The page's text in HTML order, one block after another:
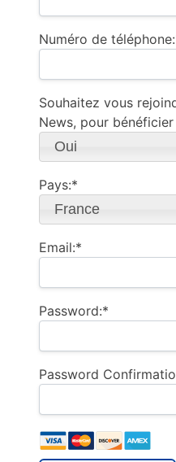
Numéro de
Souhaitez vous
News, pour
Oui
Pays:*
France
Email:*
Password:*
Password